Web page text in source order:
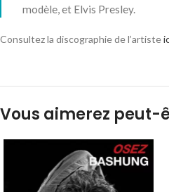
modèle, et Elvis Presley.
Consultez la discographie de l’artiste
Vous aimerez peut-